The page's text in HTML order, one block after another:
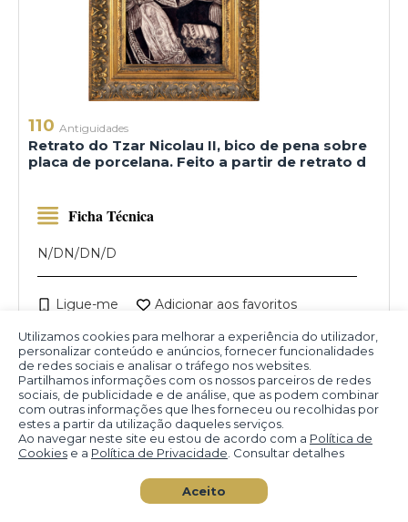
Utilizamos cookies para melhorar a experiência do utilizador,
personalizar conteúdo e anúncios, fornecer funcionalidades
de redes sociais e analisar o tráfego nos websites.
Partilhamos informações com os nossos parceiros de redes
sociais, de publicidade e de análise, que as podem combinar
com outras informações que lhes forneceu ou recolhidas por
estes a partir da utilização daqueles serviços.
Ao navegar neste site eu estou de acordo com a Política de
Cookies e a Política de Privacidade . Consultar detalhes
Aceito
110 Antiguidades
Retrato do Tzar Nicolau II, bico de pena sobre
placa de porcelana. Feito a partir de retrato d
Valor Atual (BRL)
R$ 500,00
Seu Lance (BRL)
Lançar
Ficha Técnica
N/DN/DN/D
Ligue-me Adicionar aos favoritos